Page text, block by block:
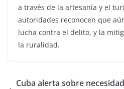
a través de la artesanía y el
autoridades reconocen que
lucha contra el delito, y la
la ruralidad.
Cuba alerta sobre